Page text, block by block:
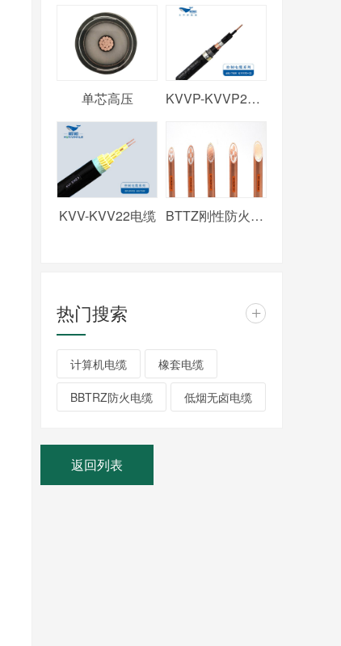
单芯高压 KVVP-KVVP2电缆
KVV-KVV22电缆 BTTZ刚性防火电缆
热门搜索 +
计算机电缆 橡套电缆
BBTRZ防火电缆 低烟无卤电缆
返回列表